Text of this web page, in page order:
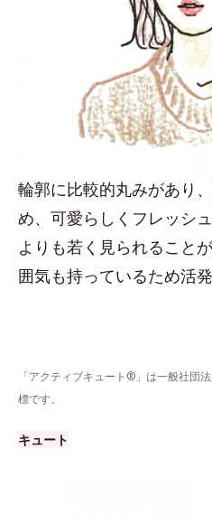
輪郭に比較的丸みがあり
め、可愛らしくフレッシ
よりも若く見られること
囲気も持っているため活発
「アクティブキュート®」は一般社団
標です。
キュート